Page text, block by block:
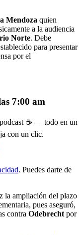
Mendoza quien
a la audiencia
Norte. Debe
para presentar
por el
7:00 am
☕ — todo en un
con un clic.
. Puedes darte de
la ampliación del plazo
pues aseguró,
contra Odebrecht por